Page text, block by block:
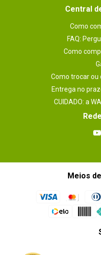
Central
Como
FAQ:
Como
Como trocar ou
Entrega no
CUIDADO: a
Meios